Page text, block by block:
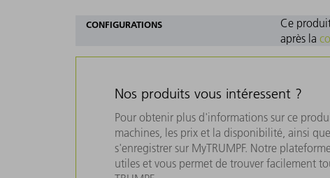
CONFIGURATIONS
Ce
après la
Nos produits vous intéressent ?
Pour obtenir plus d'informations sur ce
machines, les prix et la disponibilité, ainsi
s'enregistrer sur MyTRUMPF. Notre
utiles et vous permet de trouver facilement